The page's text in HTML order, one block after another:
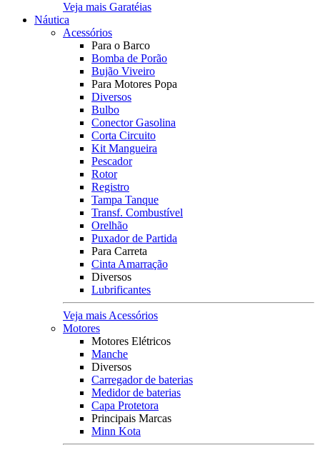
Veja mais Garatéias
Náutica
Acessórios
Para o Barco
Bomba de Porão
Bujão Viveiro
Para Motores Popa
Diversos
Bulbo
Conector Gasolina
Corta Circuito
Kit Mangueira
Pescador
Rotor
Registro
Tampa Tanque
Transf. Combustível
Orelhão
Puxador de Partida
Para Carreta
Cinta Amarração
Diversos
Lubrificantes
Veja mais Acessórios
Motores
Motores Elétricos
Manche
Diversos
Carregador de baterias
Medidor de baterias
Capa Protetora
Principais Marcas
Minn Kota